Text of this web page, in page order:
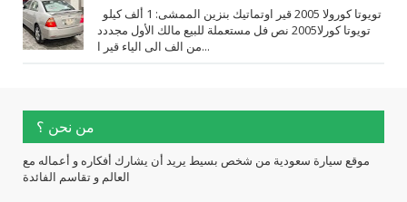
تويوتا كورلا2005 نص فل مستعملة للبيع مالك الأول مجددد
من الف الى الياء قير ا...
من نحن ؟
موقع سيارة سعودية من شخص بسيط يريد أن يشارك أفكاره و أعماله مع
العالم و تقاسم الفائدة